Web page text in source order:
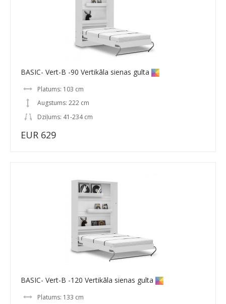
BASIC- Vert-B -90 Vertikāla sienas gulta
Platums: 103 cm
Augstums: 222 cm
Dziļums: 41-234 cm
EUR 629
BASIC- Vert-B -120 Vertikāla sienas gulta
Platums: 133 cm